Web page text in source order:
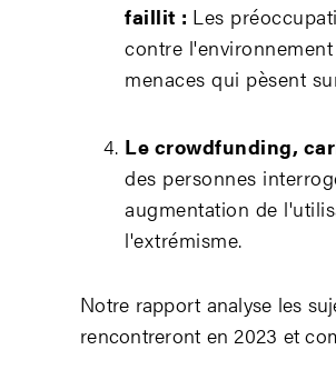
faillit : Les
contre
menaces qui pèsent
Le crowdfunding,
des personnes
augmentation de
l'extrémisme.
Notre rapport analyse les
rencontreront en 2023 et